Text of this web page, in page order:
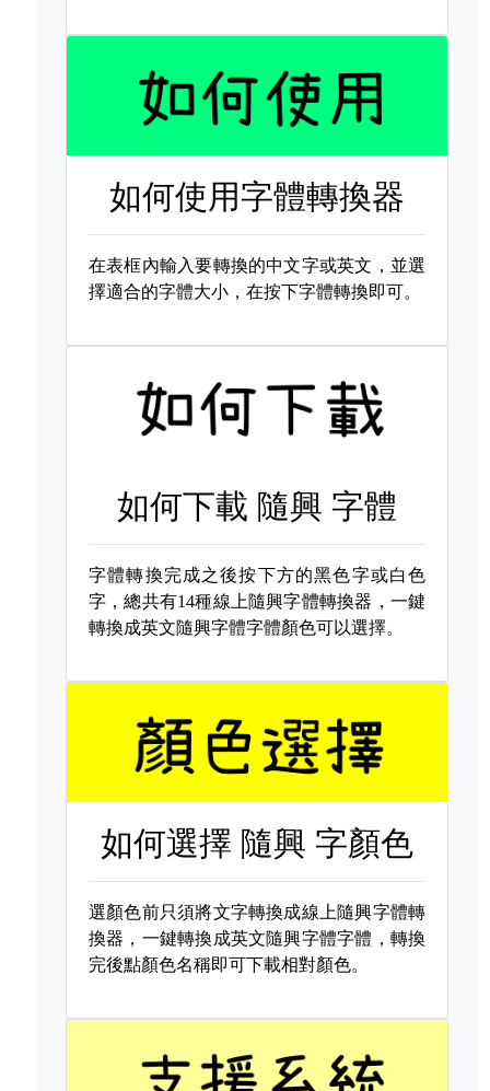
如何使用字體轉換器
在表框內輸入要轉換的中文字或英文，並選
擇適合的字體大小，在按下字體轉換即可。
如何下載 隨興 字體
字體轉換完成之後按下方的黑色字或白色
字，總共有14種線上隨興字體轉換器，一鍵
轉換成英文隨興字體字體顏色可以選擇。
如何選擇 隨興 字顏色
選顏色前只須將文字轉換成線上隨興字體轉
換器，一鍵轉換成英文隨興字體字體，轉換
完後點顏色名稱即可下載相對顏色。